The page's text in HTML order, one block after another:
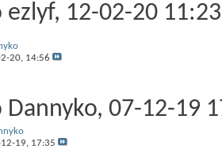
ezlyf‎, 12-02-20 11:23
20, 14:56
Dannyko‎, 07-12-19
19, 17:35